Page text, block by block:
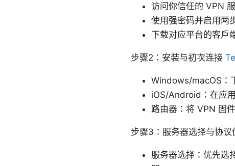
访问你信任的 VPN
使用强密码并启用两
下载对应平台的客户
步骤2：安装与初次连接
Windows/macOS：
iOS/Android：在应
路由器：将 VPN 固
步骤3：服务器选择与协议
服务器选择：优先选